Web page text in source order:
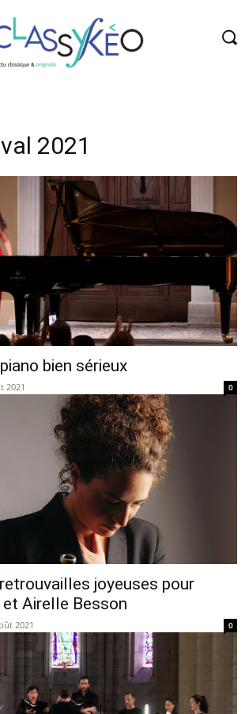
2021
bien sérieux
2021 0
joyeuses pour
et Airelle Besson
2021 0